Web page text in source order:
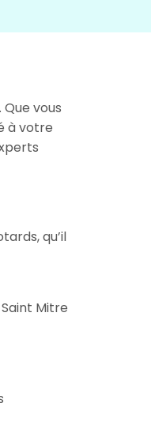
vous
à votre
qu’il
Mitre